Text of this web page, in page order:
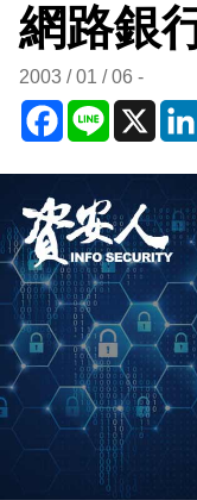
網路銀
2003 / 01 / 06
Facebook
Line X